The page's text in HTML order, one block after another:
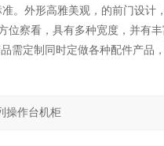
。外形高雅美观，的前门设计，
察看，具有多种宽度，并有丰
需定制同时定做各种配件产品